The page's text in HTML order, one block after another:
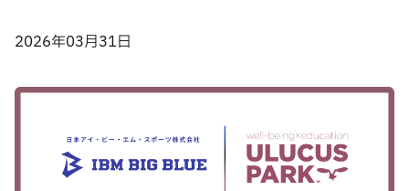
2026年03月31日